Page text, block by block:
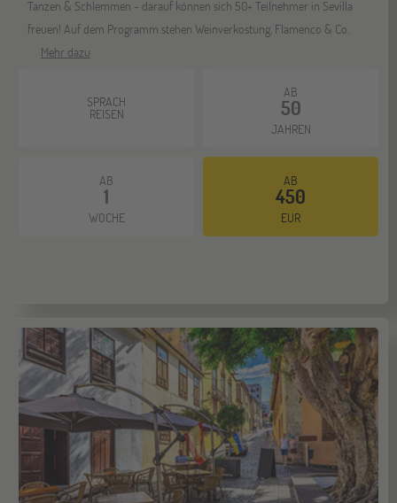
Tanzen & Schlemmen - darauf können sich 50+ Teilnehmer in Sevilla
freuen! Auf dem Programm stehen Weinverkostung, Flamenco & Co.
Mehr dazu
SPRACH
REISEN
AB
50
JAHREN
AB
1
WOCHE
AB
450
EUR